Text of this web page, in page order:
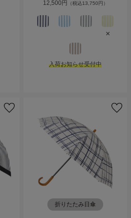
12,500円 （税込13,750円）
×
入荷お知らせ受付中
折りたたみ日傘